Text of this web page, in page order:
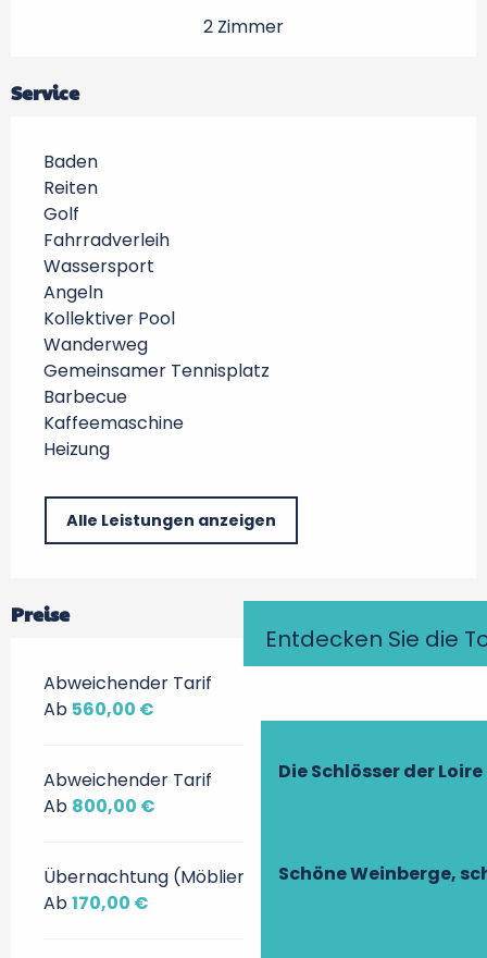
Entdecken Sie die
Die Schlösser der Loire
Schöne Weinberge,
2 Zimmer
Service
Baden
Reiten
Golf
Fahrradverleih
Wassersport
Angeln
Kollektiver Pool
Wanderweg
Gemeinsamer Tennisplatz
Barbecue
Kaffeemaschine
Heizung
Alle Leistungen anzeigen
Preise
Abweichender Tarif
Ab 560,00 €
Abweichender Tarif
Ab 800,00 €
Übernachtung (Möbliert)
Ab170,00 €